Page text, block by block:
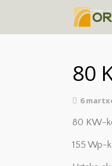
80
6
80 KW-
155 Wp-